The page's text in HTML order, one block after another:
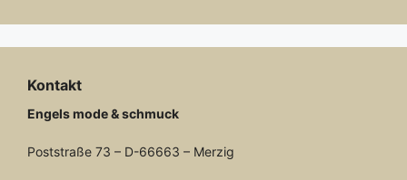
Kontakt
Engels mode & schmuck
Poststraße 73 – D-66663 – Merzig